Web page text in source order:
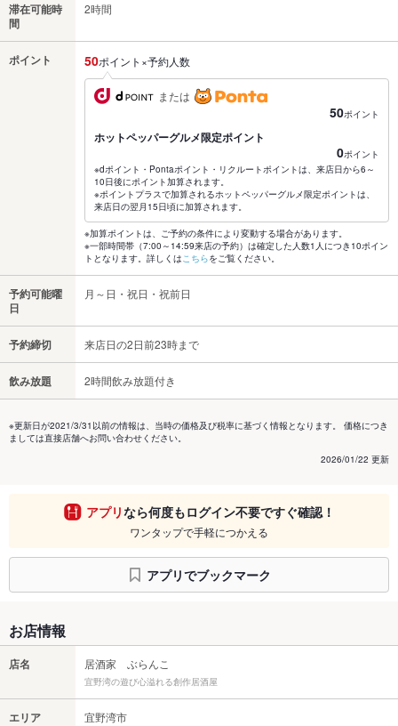
滞在可能時
間
2時間
ポイント 50ポイント×予約人数
または
50ポイント
ホットペッパーグルメ限定ポイント
0ポイント
※dポイント・Pontaポイント・リクルートポイントは、来店日から6～
10日後にポイント加算されます。
※ポイントプラスで加算されるホットペッパーグルメ限定ポイントは、
来店日の翌月15日頃に加算されます。
※加算ポイントは、ご予約の条件により変動する場合があります。
※一部時間帯（7:00～14:59来店の予約）は確定した人数1人につき10ポイン
トとなります。詳しくはこちらをご覧ください。
予約可能曜
日
月～日・祝日・祝前日
予約締切 来店日の2日前23時まで
飲み放題 2時間飲み放題付き
※更新日が2021/3/31以前の情報は、当時の価格及び税率に基づく情報となります。 価格につき
ましては直接店舗へお問い合わせください。
2026/01/22 更新
アプリなら何度もログイン不要ですぐ確認！
ワンタップで手軽につかえる
アプリでブックマーク
お店情報
店名 居酒家 ぶらんこ
宜野湾の遊び心溢れる創作居酒屋
エリア 宜野湾市